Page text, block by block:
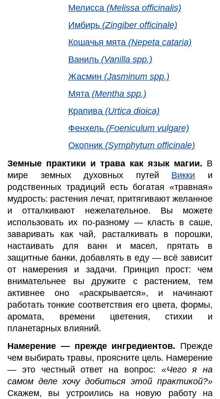
Мелисса (Melissa officinalis)
Имбирь (Zingiber officinale)
Кошачья мята (Nepeta cataria)
Ваниль (Vanilla spp.)
Жасмин (Jasminum spp.)
Мята (Mentha spp.)
Крапива (Urtica dioica)
Фенхель (Foeniculum vulgare)
Окопник (Symphytum officinale)
Земные практики и трава как язык магии. В
мире земных духовных путей Викки и
родственных традиций есть богатая «травная»
мудрость: растения лечат, притягивают желанное
и отталкивают нежелательное. Вы можете
использовать их по-разному — класть в саше,
заваривать как чай, расталкивать в порошки,
настаивать для ванн и масел, прятать в
защитные банки, добавлять в еду — всё зависит
от намерения и задачи. Принцип прост: чем
внимательнее вы дружите с растением, тем
активнее оно «раскрывается», и начинают
работать тонкие соответствия его цвета, формы,
аромата, времени цветения, стихии и
планетарных влияний.
Намерение — прежде ингредиентов. Прежде
чем выбирать травы, проясните цель. Намерение
— это честный ответ на вопрос: «Чего я на
самом деле хочу добиться этой практикой?»
Скажем, вы устроились на новую работу на